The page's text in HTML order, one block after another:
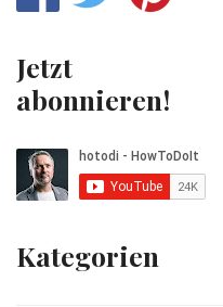
Jetzt
abonnieren!
Kategorien